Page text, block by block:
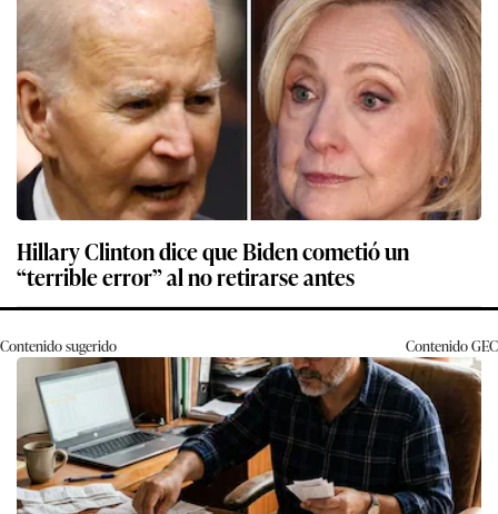
Hillary Clinton dice que Biden cometió un
“terrible error” al no retirarse antes
Contenido sugerido ContenidoGEC